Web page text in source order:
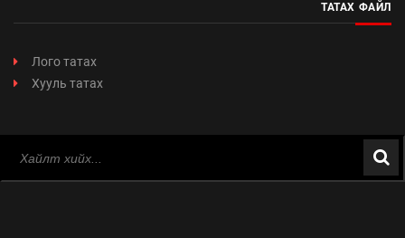
ТАТАХ ФАЙЛ
Лого татах
Хууль татах